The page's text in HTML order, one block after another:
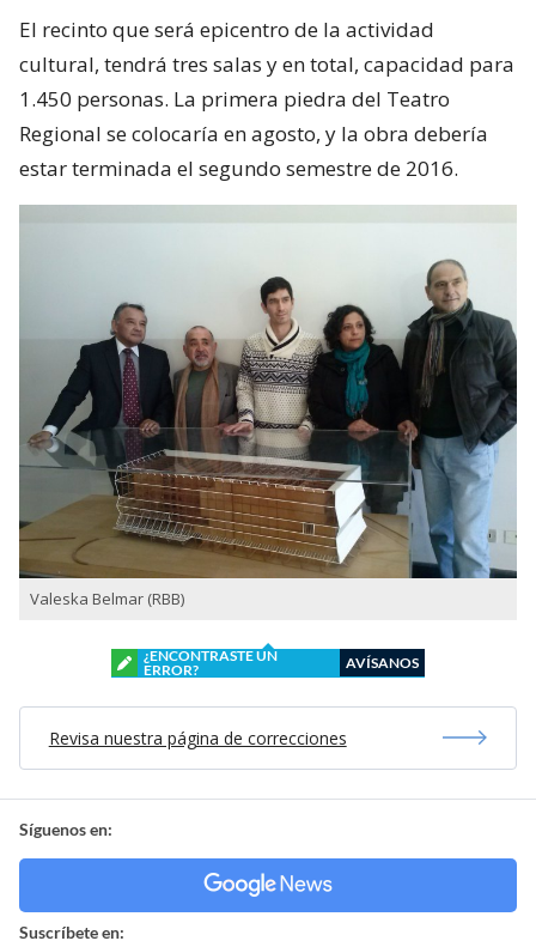
El recinto que será epicentro de la actividad
cultural, tendrá tres salas y en total, capacidad para
1.450 personas. La primera piedra del Teatro
Regional se colocaría en agosto, y la obra debería
estar terminada el segundo semestre de 2016.
Valeska Belmar (RBB)
¿ENCONTRASTE UN
ERROR?
AVÍSANOS
Revisa nuestra página de correcciones
Síguenos en:
Suscríbete en: